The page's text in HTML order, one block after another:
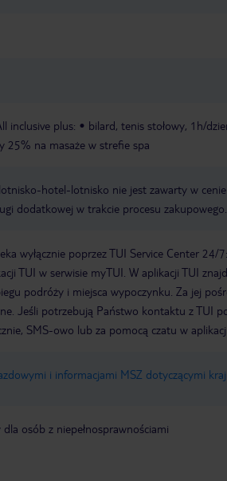
inclusive plus: bilard, tenis stołowy, 1h/
25% na masaże w strefie spa
hotel-lotnisko nie jest zawarty w
dodatkowej w trakcie procesu zakupowego.
wyłącznie poprzez TUI Service Center 24/
TUI w serwisie myTUI. W aplikacji TUI
podróży i miejsca wypoczynku. Za jej
Jeśli potrzebują Państwo kontaktu z TUI
SMS-owo lub za pomocą czatu w aplikacji
i informacjami MSZ dotyczącymi
osób z niepełnosprawnościami